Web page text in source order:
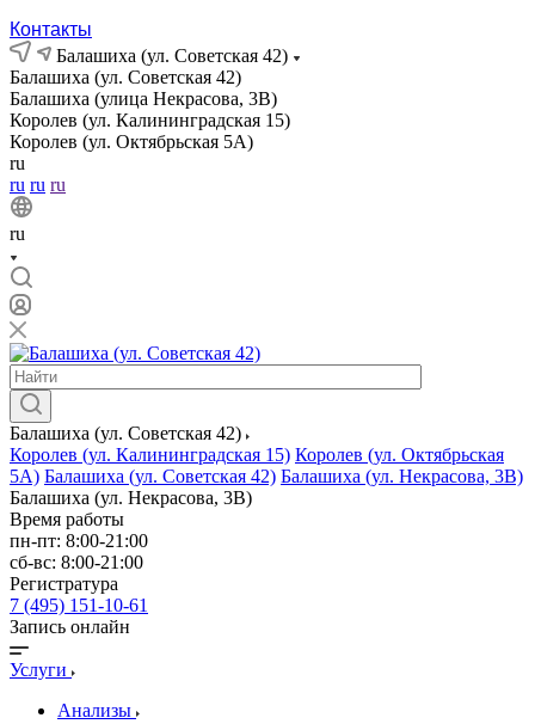
Контакты
Балашиха (ул. Советская 42)
Балашиха (ул. Советская 42)
Балашиха (улица Некрасова, 3В)
Королев (ул. Калининградская 15)
Королев (ул. Октябрьская 5А)
ru
ru ru ru
ru
Балашиха (ул. Советская 42)
Королев (ул. Калининградская 15) Королев (ул. Октябрьская
5А) Балашиха (ул. Советская 42) Балашиха (ул. Некрасова, 3В)
Балашиха (ул. Некрасова, 3В)
Время работы
пн-пт: 8:00-21:00
сб-вс: 8:00-21:00
Регистратура
7 (495) 151-10-61
Запись онлайн
Услуги
Анализы